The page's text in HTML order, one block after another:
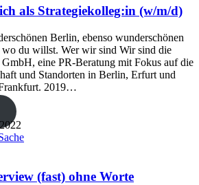
als Strategiekolleg:in (w/m/d)
Berlin, ebenso wunderschönen
du willst. Wer wir sind Wir sind die
GmbH, eine PR-Beratung mit Fokus auf die
und Standorten in Berlin, Erfurt und
2019…
(fast) ohne Worte